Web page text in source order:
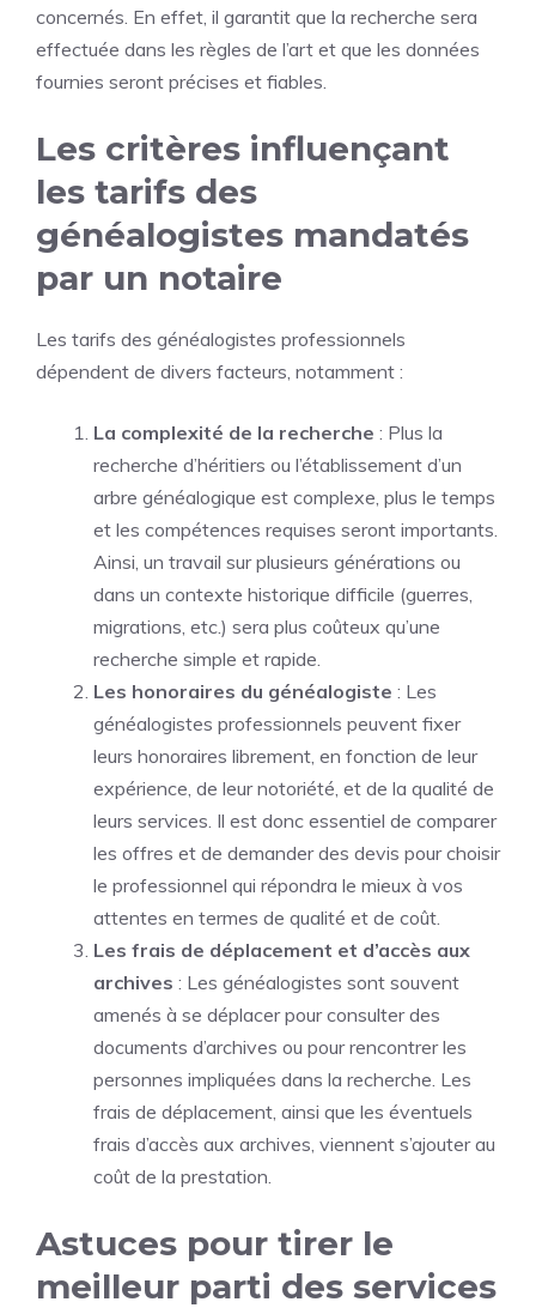
concernés. En effet, il garantit que la recherche sera
effectuée dans les règles de l’art et que les données
fournies seront précises et fiables.
Les critères influençant
les tarifs des
généalogistes mandatés
par un notaire
Les tarifs des généalogistes professionnels
dépendent de divers facteurs, notamment :
La complexité de la recherche : Plus la
recherche d’héritiers ou l’établissement d’un
arbre généalogique est complexe, plus le temps
et les compétences requises seront importants.
Ainsi, un travail sur plusieurs générations ou
dans un contexte historique difficile (guerres,
migrations, etc.) sera plus coûteux qu’une
recherche simple et rapide.
Les honoraires du généalogiste : Les
généalogistes professionnels peuvent fixer
leurs honoraires librement, en fonction de leur
expérience, de leur notoriété, et de la qualité de
leurs services. Il est donc essentiel de comparer
les offres et de demander des devis pour choisir
le professionnel qui répondra le mieux à vos
attentes en termes de qualité et de coût.
Les frais de déplacement et d’accès aux
archives : Les généalogistes sont souvent
amenés à se déplacer pour consulter des
documents d’archives ou pour rencontrer les
personnes impliquées dans la recherche. Les
frais de déplacement, ainsi que les éventuels
frais d’accès aux archives, viennent s’ajouter au
coût de la prestation.
Astuces pour tirer le
meilleur parti des services